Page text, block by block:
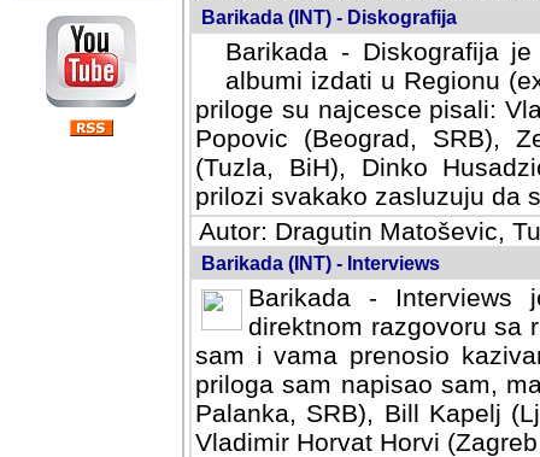
Barikada (INT) - Diskografija
Barikada - Diskografija
albumi izdati u Regionu
priloge su najcesce pisali:
Popovic (Beograd, SRB),
(Tuzla, BiH), Dinko
prilozi svakako zasluzuju da
Autor: Dragutin Matoševic,
Barikada (INT) - Interviews
Barikada -
direktnom razgovoru sa
sam i vama prenosio
priloga sam napisao sam,
Palanka, SRB), Bill Kapelj
Vladimir Horvat Horvi